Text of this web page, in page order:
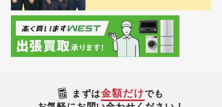
まずは金額だけ でも